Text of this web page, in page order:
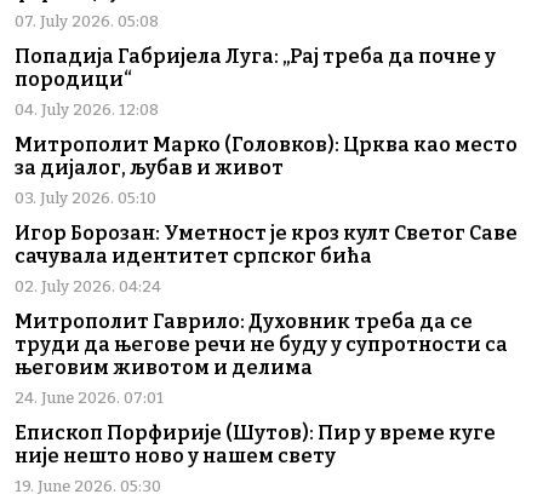
07. July 2026. 05:08
Попадија Габријела Луга: „Рај треба да почне у
породици“
04. July 2026. 12:08
Митрополит Марко (Головков): Црква као место
за дијалог, љубав и живот
03. July 2026. 05:10
Игор Борозан: Уметност је кроз култ Светог Саве
сачувала идентитет српског бића
02. July 2026. 04:24
Митрополит Гаврило: Духовник треба да се
труди да његове речи не буду у супротности са
његовим животом и делима
24. June 2026. 07:01
Епископ Порфирије (Шутов): Пир у време куге
није нешто ново у нашем свету
19. June 2026. 05:30